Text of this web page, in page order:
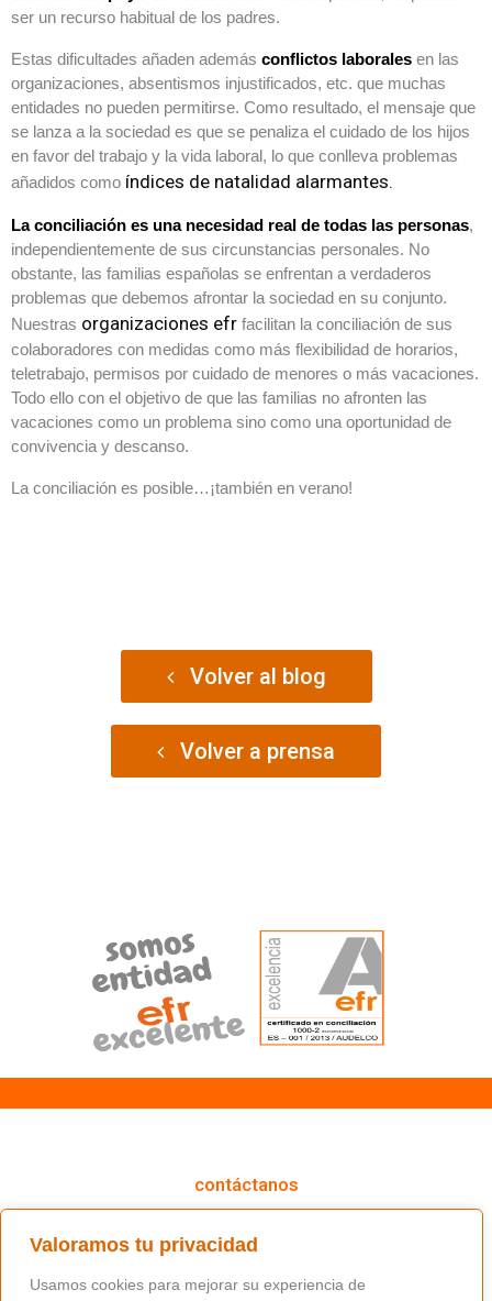
Valoramos tu privacidad
Usamos cookies para mejorar su experiencia de
ser un recurso habitual de los padres.
Estas dificultades añaden además conflictos laborales en las
organizaciones, absentismos injustificados, etc. que muchas
entidades no pueden permitirse. Como resultado, el mensaje que
se lanza a la sociedad es que se penaliza el cuidado de los hijos
en favor del trabajo y la vida laboral, lo que conlleva problemas
añadidos como índices de natalidad alarmantes.
La conciliación es una necesidad real de todas las personas,
independientemente de sus circunstancias personales. No
obstante, las familias españolas se enfrentan a verdaderos
problemas que debemos afrontar la sociedad en su conjunto.
Nuestras organizaciones efr facilitan la conciliación de sus
colaboradores con medidas como más flexibilidad de horarios,
teletrabajo, permisos por cuidado de menores o más vacaciones.
Todo ello con el objetivo de que las familias no afronten las
vacaciones como un problema sino como una oportunidad de
convivencia y descanso.
La conciliación es posible…¡también en verano!
Volver al blog
Volver a prensa
contáctanos
(+34) 91 766 98 56 / fundacion@masfamilia.org
síguenos en nuestras redes sociales